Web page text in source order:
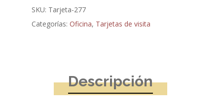
SKU: Tarjeta-277
Categorías: Oficina, Tarjetas de visita
Descripción